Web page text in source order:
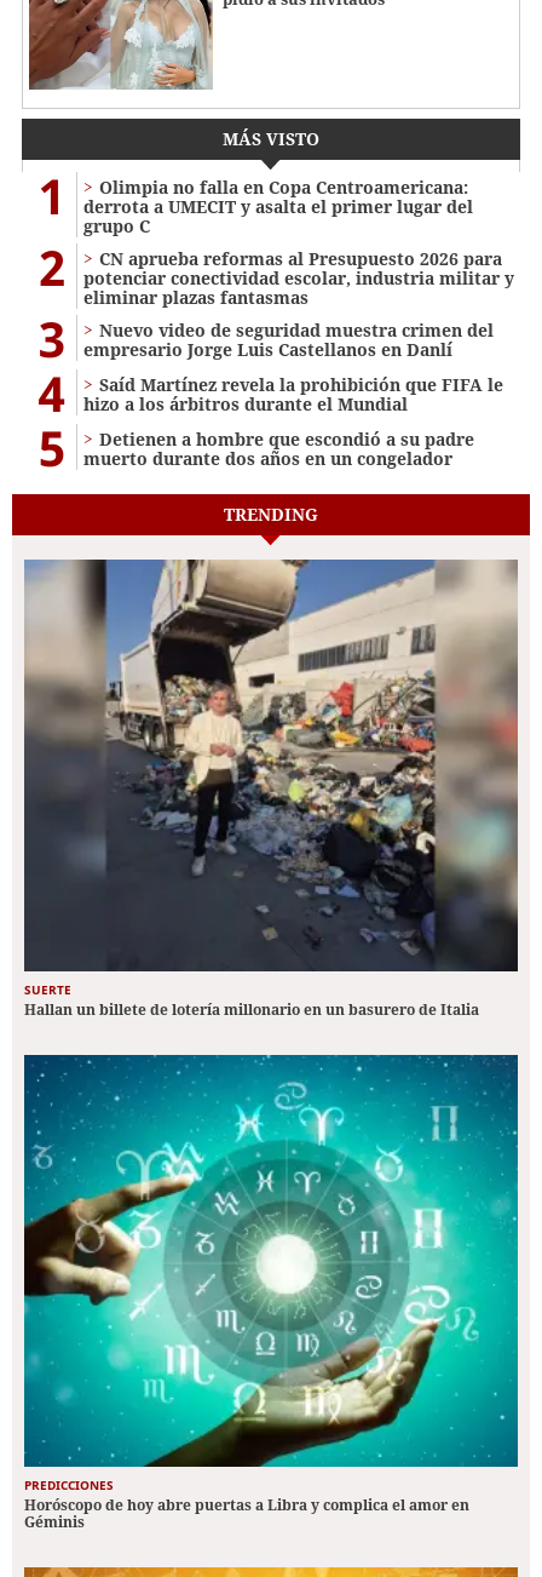
MÁS VISTO
1
Olimpia no falla en Copa Centroamericana:
derrota a UMECIT y asalta el primer lugar del
grupo C
2
CN aprueba reformas al Presupuesto 2026 para
potenciar conectividad escolar, industria militar y
eliminar plazas fantasmas
3
Nuevo video de seguridad muestra crimen del
empresario Jorge Luis Castellanos en Danlí
4
Saíd Martínez revela la prohibición que FIFA le
hizo a los árbitros durante el Mundial
5
Detienen a hombre que escondió a su padre
muerto durante dos años en un congelador
TRENDING
SUERTE
Hallan un billete de lotería millonario en un basurero de Italia
PREDICCIONES
Horóscopo de hoy abre puertas a Libra y complica el amor en
Géminis